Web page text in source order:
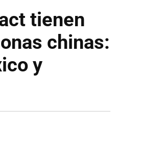
tienen
chinas:
y